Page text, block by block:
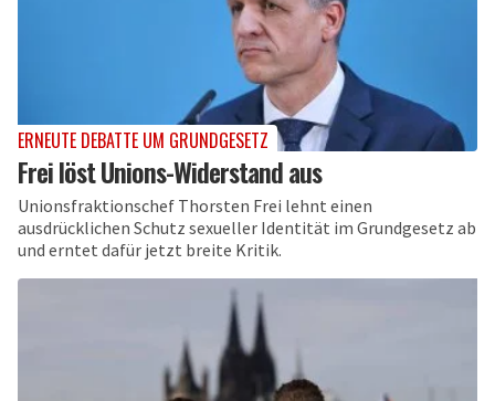
ERNEUTE DEBATTE UM GRUNDGESETZ
Frei löst Unions-Widerstand aus
Unionsfraktionschef Thorsten Frei lehnt einen
ausdrücklichen Schutz sexueller Identität im Grundgesetz ab
und erntet dafür jetzt breite Kritik.